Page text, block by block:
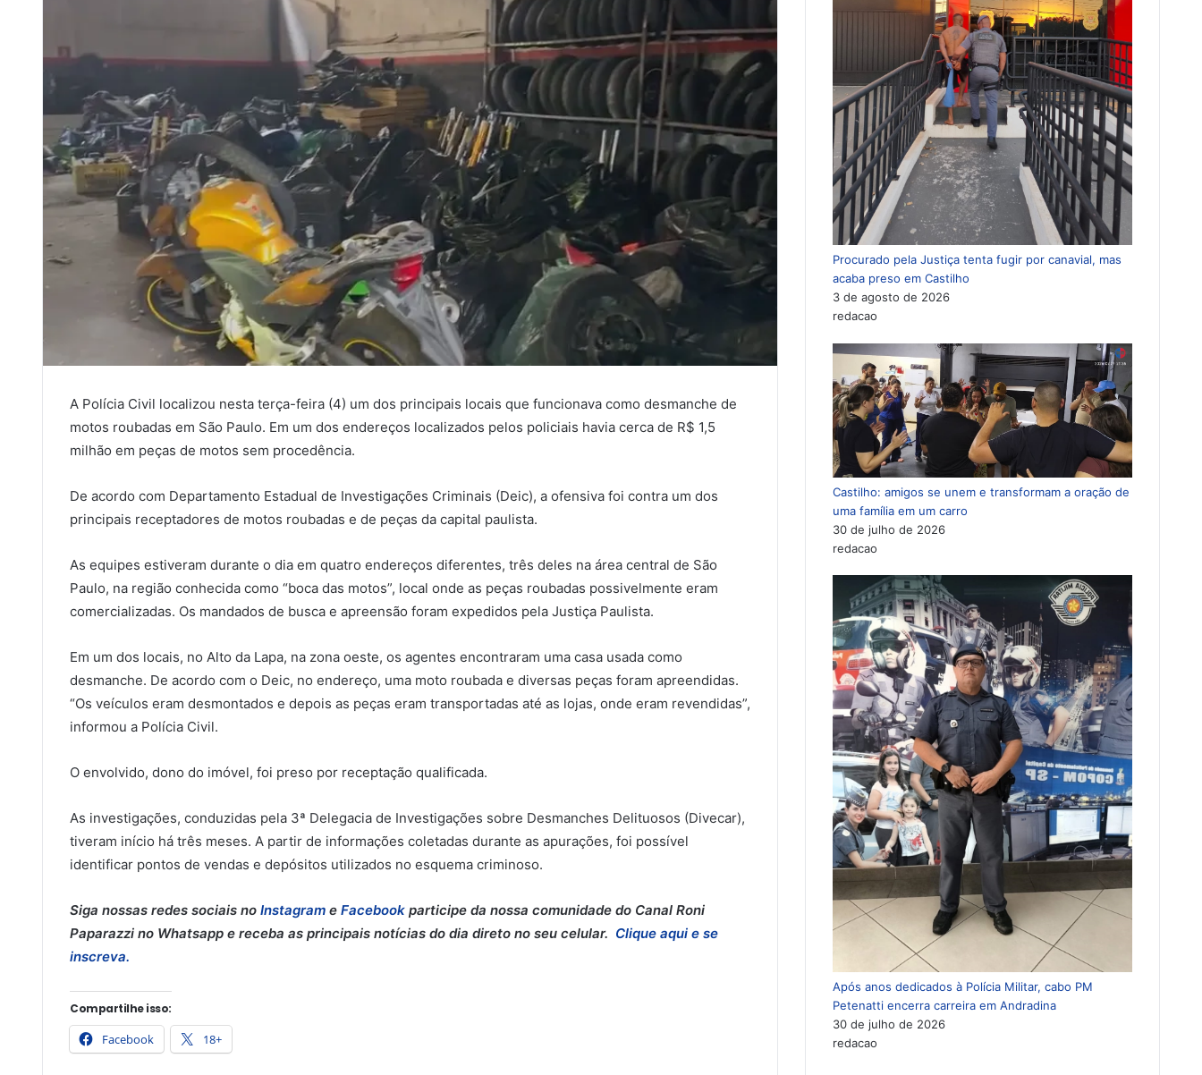
A Polícia Civil localizou nesta terça-feira (4) um dos principais locais que funcionava como desmanche de
motos roubadas em São Paulo. Em um dos endereços localizados pelos policiais havia cerca de R$ 1,5
milhão em peças de motos sem procedência.
De acordo com Departamento Estadual de Investigações Criminais (Deic), a ofensiva foi contra um dos
principais receptadores de motos roubadas e de peças da capital paulista.
As equipes estiveram durante o dia em quatro endereços diferentes, três deles na área central de São
Paulo, na região conhecida como “boca das motos”, local onde as peças roubadas possivelmente eram
comercializadas. Os mandados de busca e apreensão foram expedidos pela Justiça Paulista.
Em um dos locais, no Alto da Lapa, na zona oeste, os agentes encontraram uma casa usada como
desmanche. De acordo com o Deic, no endereço, uma moto roubada e diversas peças foram apreendidas.
“Os veículos eram desmontados e depois as peças eram transportadas até as lojas, onde eram revendidas”,
informou a Polícia Civil.
O envolvido, dono do imóvel, foi preso por receptação qualificada.
As investigações, conduzidas pela 3ª Delegacia de Investigações sobre Desmanches Delituosos (Divecar),
tiveram início há três meses. A partir de informações coletadas durante as apurações, foi possível
identificar pontos de vendas e depósitos utilizados no esquema criminoso.
Siga nossas redes sociais no Instagram e Facebook participe da nossa comunidade do Canal Roni
Paparazzi no Whatsapp e receba as principais notícias do dia direto no seu celular. Clique aqui e se
inscreva.
Compartilhe isso:
Facebook 18+
Procurado pela Justiça tenta fugir por canavial, mas
acaba preso em Castilho
3 de agosto de 2026
redacao
Castilho: amigos se unem e transformam a oração de
uma família em um carro
30 de julho de 2026
redacao
Após anos dedicados à Polícia Militar, cabo PM
Petenatti encerra carreira em Andradina
30 de julho de 2026
redacao